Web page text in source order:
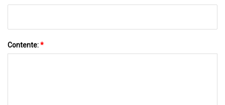
Contente:*